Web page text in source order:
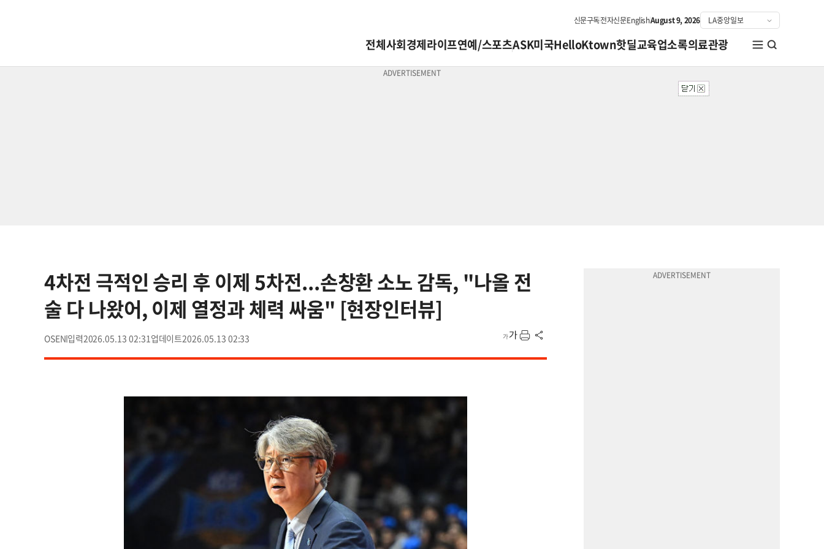
신문구독전자신문EnglishAugust 9, 2026
전체사회경제라이프연예/스포츠ASK미국HelloKtown핫딜교육업소록의료관광
4차전 극적인 승리 후 이제 5차전...손창환 소노 감독, "나올 전
술 다 나왔어, 이제 열정과 체력 싸움" [현장인터뷰]
OSEN 2026.05.13 02:31 2026.05.13 02:33